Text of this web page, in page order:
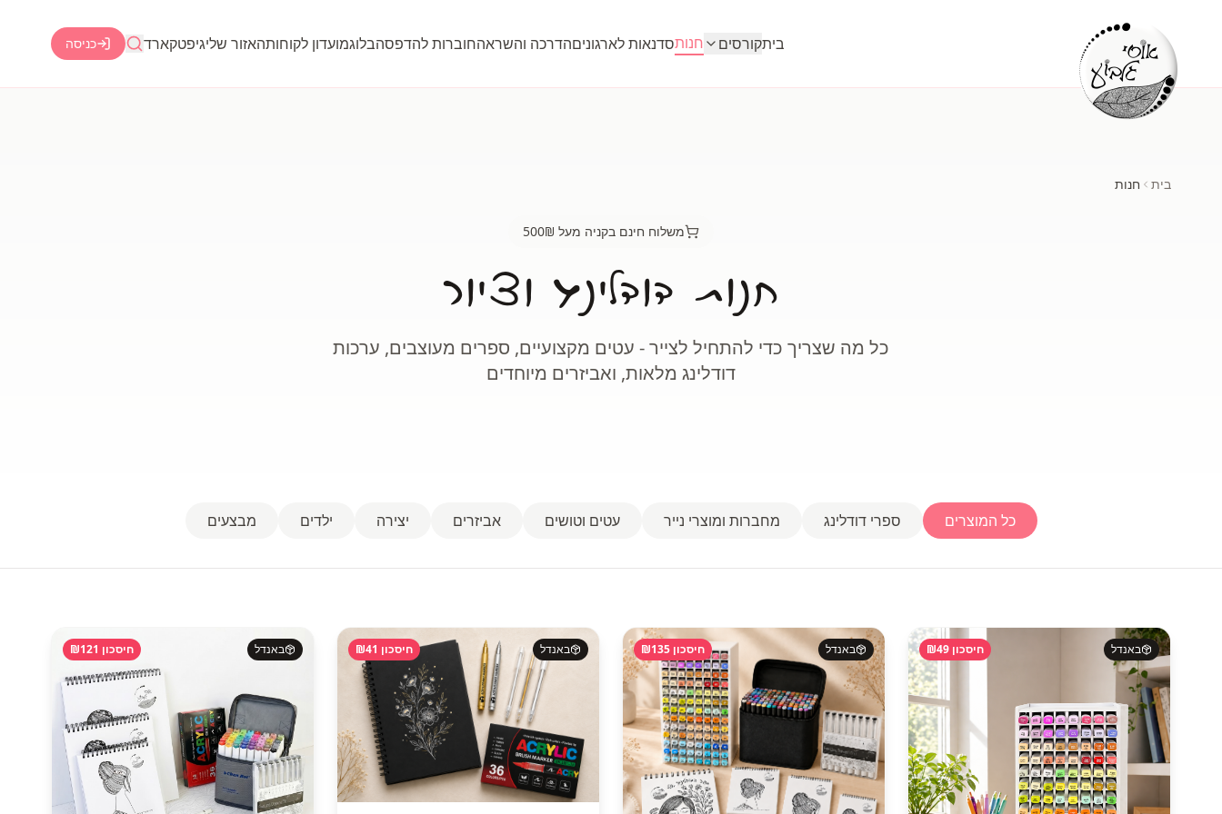
ביתקורסים חנותסדנאות לארגוניםהדרכה והשראהחוברות להדפסהבלוגמועדון לקוחותהאזור שליגיפטקארד כניסה
בית חנות
משלוח חינם בקניה מעל 500₪
חנות דודלינג וציור
כל מה שצריך כדי להתחיל לצייר - עטים מקצועיים, ספרים מעוצבים, ערכות
דודלינג מלאות, ואביזרים מיוחדים
כל המוצרים ספרי דודלינג מחברות ומוצרי נייר עטים וטושים אביזרים יצירה ילדים מבצעים
חיסכון ₪ 49 באנדל חיסכון ₪ 135 באנדל חיסכון ₪ 41 באנדל חיסכון ₪ 121 באנדל